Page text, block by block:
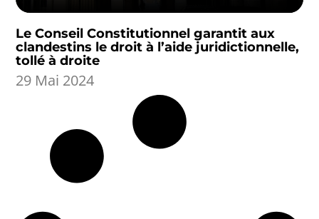
Le Conseil Constitutionnel garantit aux
clandestins le droit à l’aide juridictionnelle,
tollé à droite
29 Mai 2024